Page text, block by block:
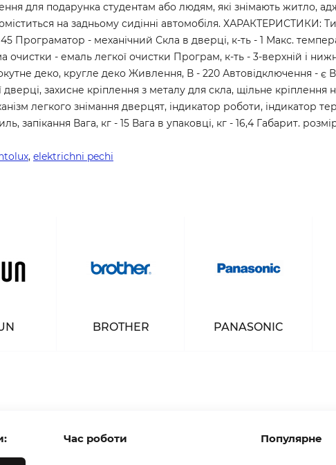
для подарунка студентам або людям, які знімають житло,
на задньому сидінні автомобіля. ХАРАКТЕРИСТИКИ:
Програматор - механічний Скла в дверці, к-ть - 1 Макс.
- емаль легкої очистки Програм, к-ть - 3-верхній і
деко, кругле деко Живлення, В - 220 Автовідключення - є
захисне кріплення з металу для скла, щільне кріплення
легкого знімання дверцят, індикатор роботи, індикатор
запікання Вага, кг - 15 Вага в упаковці, кг - 16,4 Габарит.
, elektrichni pechi
BROTHER PANASONIC
Час роботи Популярне